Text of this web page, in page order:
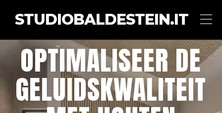
STUDIOBALDESTEIN.IT
OPTIMALISEER DE
GELUIDSKWALITEIT